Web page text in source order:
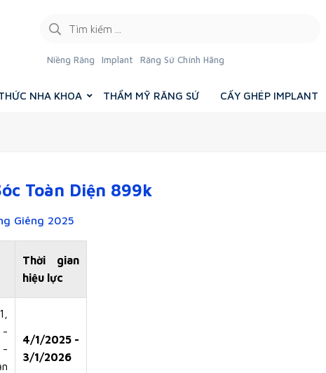
Niềng Răng Implant Răng Sứ Chính Hãng
NHA KHOA THẨM MỸ RĂNG SỨ CẤY GHÉP IMPLANT
Toàn Diện 899k
Giêng 2025
Thời gian
hiệu lực
-
-
4/1/2025 -
3/1/2026